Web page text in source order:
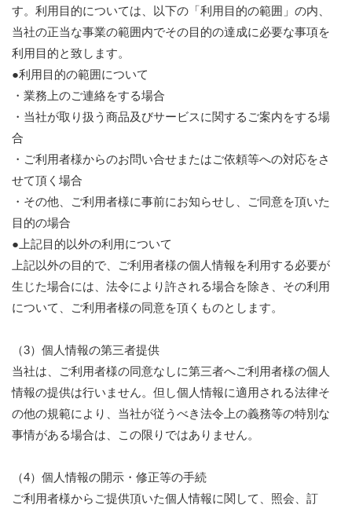
す。利用目的については、以下の「利用目的の範囲」の内、
当社の正当な事業の範囲内でその目的の達成に必要な事項を
利用目的と致します。
●利用目的の範囲について
・業務上のご連絡をする場合
・当社が取り扱う商品及びサービスに関するご案内をする場
合
・ご利用者様からのお問い合せまたはご依頼等への対応をさ
せて頂く場合
・その他、ご利用者様に事前にお知らせし、ご同意を頂いた
目的の場合
●上記目的以外の利用について
上記以外の目的で、ご利用者様の個人情報を利用する必要が
生じた場合には、法令により許される場合を除き、その利用
について、ご利用者様の同意を頂くものとします。
（3）個人情報の第三者提供
当社は、ご利用者様の同意なしに第三者へご利用者様の個人
情報の提供は行いません。但し個人情報に適用される法律そ
の他の規範により、当社が従うべき法令上の義務等の特別な
事情がある場合は、この限りではありません。
（4）個人情報の開示・修正等の手続
ご利用者様からご提供頂いた個人情報に関して、照会、訂